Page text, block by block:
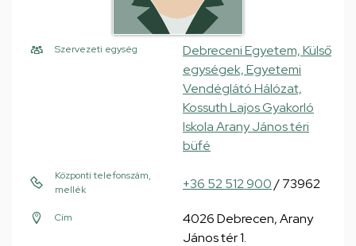
Szervezeti egység
Debreceni Egyetem, Külső
egységek, Egyetemi
Vendéglátó Hálózat,
Kossuth Lajos Gyakorló
Iskola Arany János téri
büfé
Központi telefonszám,
mellék
+36 52 512 900/ 73962
Cím
4026 Debrecen, Arany
János tér 1.